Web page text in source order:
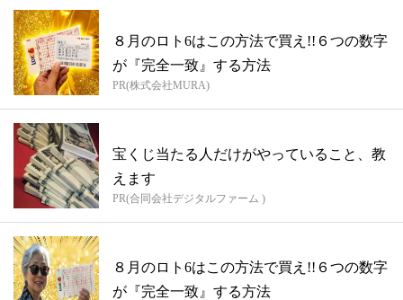
８月のロト6はこの方法で買え!!６つの数字
が『完全一致』する方法
PR(株式会社MURA)
宝くじ当たる人だけがやっていること、教
えます
PR(合同会社デジタルファーム )
８月のロト6はこの方法で買え!!６つの数字
が『完全一致』する方法